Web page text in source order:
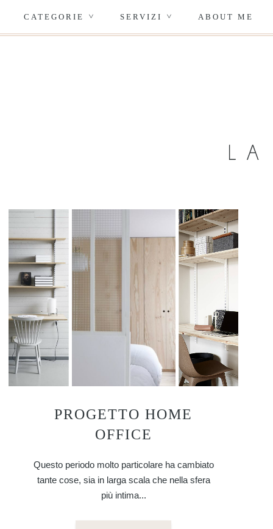
CATEGORIE > SERVIZI > ABOUT ME
PROGETTO HOME
OFFICE
Questo periodo molto particolare ha cambiato
tante cose, sia in larga scala che nella sfera
più intima...